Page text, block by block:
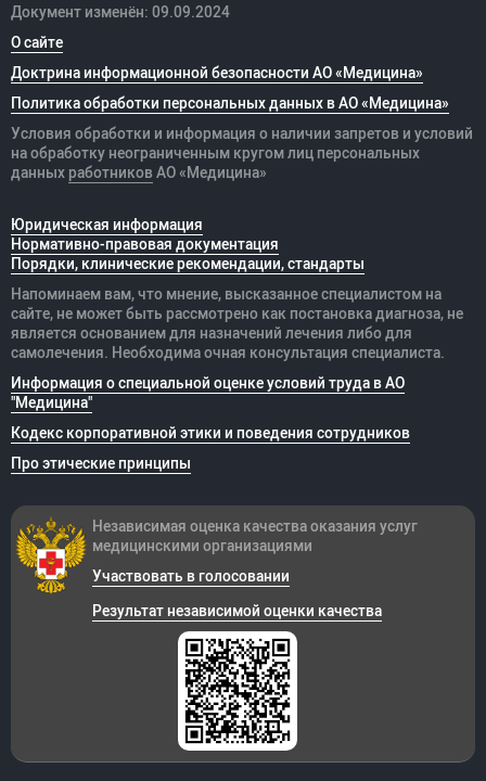
Документ изменён: 09.09.2024
О сайте
Доктрина информационной безопасности АО «Медицина»
Политика обработки персональных данных в АО «Медицина»
Условия обработки и информация о наличии запретов и условий
на обработку неограниченным кругом лиц персональных
данных работников АО «Медицина»
Юридическая информация
Нормативно-правовая документация
Порядки, клинические рекомендации, стандарты
Напоминаем вам, что мнение, высказанное специалистом на
сайте, не может быть рассмотрено как постановка диагноза, не
является основанием для назначений лечения либо для
самолечения. Необходима очная консультация специалиста.
Информация о специальной оценке условий труда в АО
"Медицина"
Кодекс корпоративной этики и поведения сотрудников
Про этические принципы
Независимая оценка качества оказания услуг
медицинскими организациями
Участвовать в голосовании
Результат независимой оценки качества